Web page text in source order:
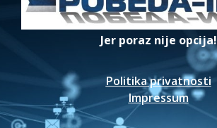
Jer poraz nije opcija!
Politika privatnosti
Impressum